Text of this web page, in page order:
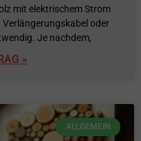
mit elektrischem Strom
oder
Je nachdem,
»
ALLGEMEIN